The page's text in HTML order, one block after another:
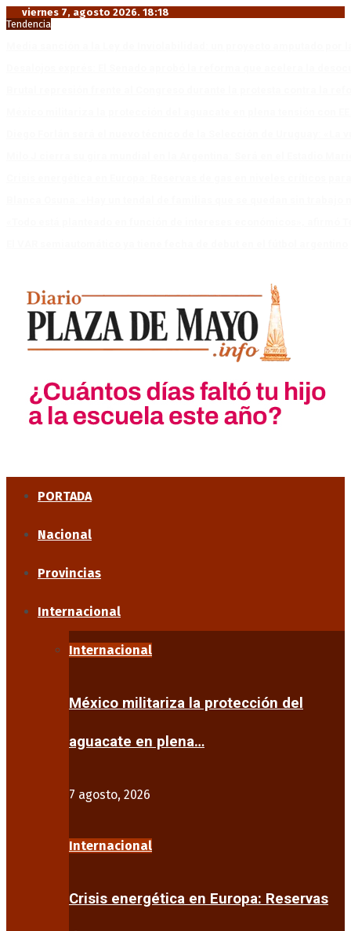
viernes 7, agosto 2026. 18:18
Tendencia
PORTADA
Nacional
Provincias
Internacional
Internacional
México militariza la protección del
aguacate en plena…
7 agosto, 2026
Internacional
Crisis energética en Europa: Reservas